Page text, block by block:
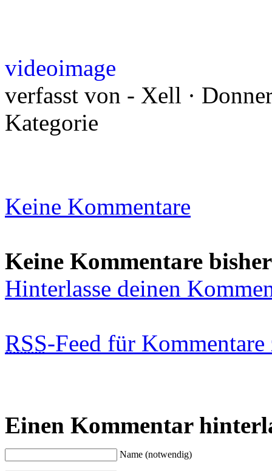
videoimage
verfasst von - Xell ·
Kategorie
Keine Kommentare
Keine Kommentare bisher
Hinterlasse deinen
RSS-Feed für
Einen Kommentar
Name (notwendig)